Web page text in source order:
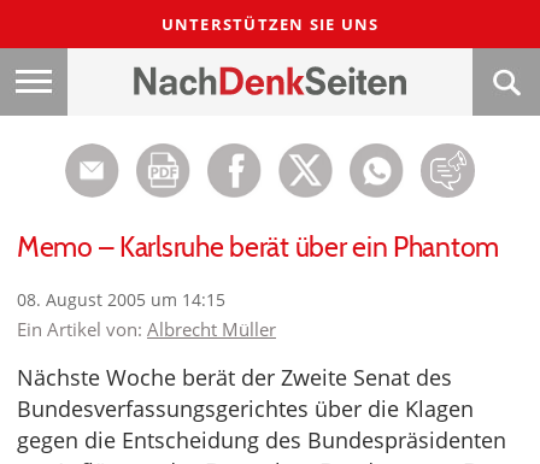
UNTERSTÜTZEN SIE UNS
Memo – Karlsruhe berät über ein Phantom
08. August 2005 um 14:15
Ein Artikel von: Albrecht Müller
Nächste Woche berät der Zweite Senat des
Bundesverfassungsgerichtes über die Klagen
gegen die Entscheidung des Bundespräsidenten